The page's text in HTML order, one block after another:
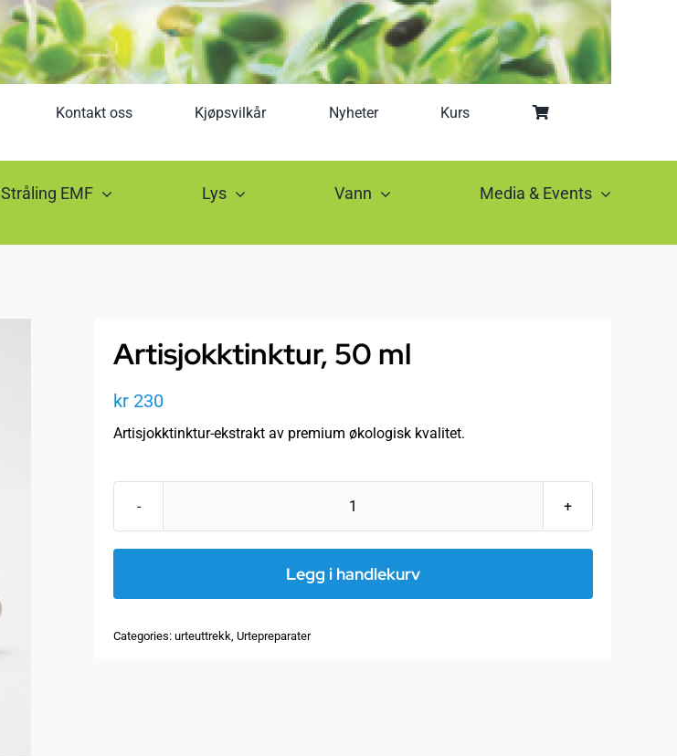
Kontakt oss Kjøpsvilkår Nyheter Kurs
Stråling EMF Lys Vann Media & Events
Artisjokktinktur, 50 ml
kr 230
Artisjokktinktur-ekstrakt av premium økologisk kvalitet.
Artisjokktinktur,
ml
Legg i handlekurv
Categories: urteuttrekk Urtepreparater